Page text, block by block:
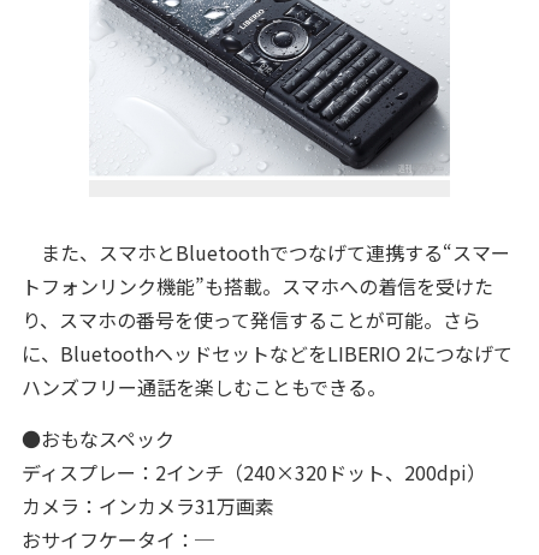
また、スマホとBluetoothでつなげて連携する“スマー
トフォンリンク機能”も搭載。スマホへの着信を受けた
り、スマホの番号を使って発信することが可能。さら
に、BluetoothヘッドセットなどをLIBERIO 2につなげて
ハンズフリー通話を楽しむこともできる。
●おもなスペック
ディスプレー：2インチ（240×320ドット、200dpi）
カメラ：インカメラ31万画素
おサイフケータイ：─